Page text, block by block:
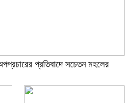
প্রতিবাদে সচেতন মহলের